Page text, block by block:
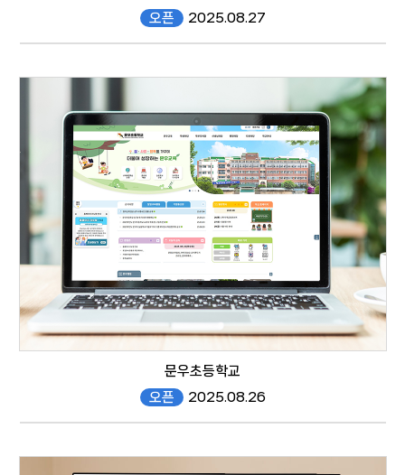
responsive web
오픈
2025.08.27
문우초등학교
오픈
2025.08.26